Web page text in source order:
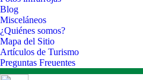
Blog
Misceláneos
¿Quiénes somos?
Mapa del Sitio
Artículos de Turismo
Preguntas Freuentes